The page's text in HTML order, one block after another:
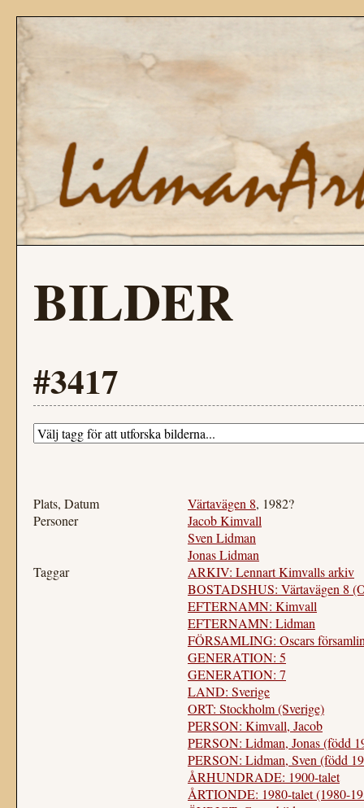
BILDER
#3417
Plats, Datum Värtavägen 8, 1982?
Personer
Jacob Kimvall
Sven Lidman
Jonas Lidman
Taggar
ARKIV: Lennart Kimvalls arkiv
BOSTADSHUS: Värtavägen 8
EFTERNAMN: Kimvall
EFTERNAMN: Lidman
FÖRSAMLING: Oscars
GENERATION: 5
GENERATION: 7
LAND: Sverige
ORT: Stockholm (Sverige)
PERSON: Kimvall, Jacob
PERSON: Lidman, Jonas (född
PERSON: Lidman, Sven (född
ÅRHUNDRADE: 1900-talet
ÅRTIONDE: 1980-talet (1980-